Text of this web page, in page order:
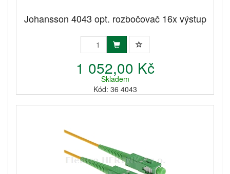
Johansson 4043 opt. rozbočovač 16x výstup
1 052,00 Kč
Skladem
Kód: 36 4043